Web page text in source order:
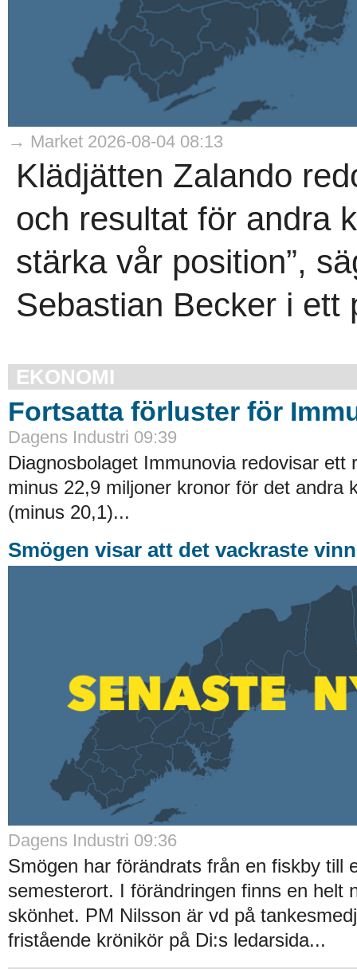
→ Market 2026-08-04 08:13
Klädjätten Zalando
och resultat för andra
stärka vår position”,
Sebastian Becker i ett
EKONOMI
Fortsatta förluster för
Dagens Industri 09:39
Diagnosbolaget Immunovia redovisar ett
minus 22,9 miljoner kronor för det andra
(minus 20,1)...
Smögen visar att det vackraste
Dagens Industri 09:36
Smögen har förändrats från en fiskby till
semesterort. I förändringen finns en helt
skönhet. PM Nilsson är vd på
fristående krönikör på Di:s ledarsida...